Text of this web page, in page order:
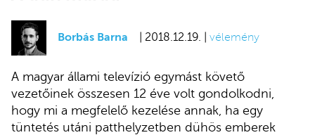
Borbás Barna | 2018.12.19. | vélemény
A magyar állami televízió egymást követő
vezetőinek összesen 12 éve volt gondolkodni,
hogy mi a megfelelő kezelése annak, ha egy
tüntetés utáni patthelyzetben dühös emberek